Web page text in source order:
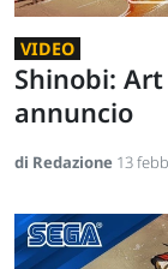
VIDEO
Shinobi:
annuncio
di Redazione 13